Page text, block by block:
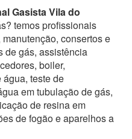
Gasista Vila do
temos profissionais
consertos e
de gás, assistência
boiler,
teste de
em tubulação de gás,
de resina em
de fogão e aparelhos a